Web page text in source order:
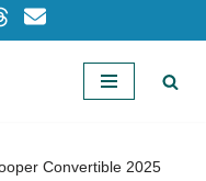
Convertible 2025